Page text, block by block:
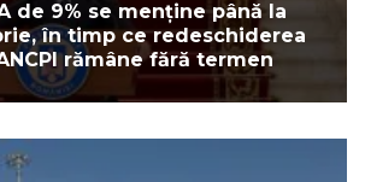
de 9% se menține până la
în timp ce redeschiderea
rămâne fără termen